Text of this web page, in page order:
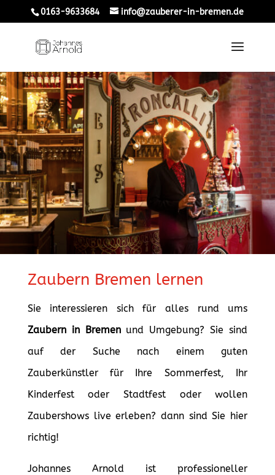
0163-9633684 info@zauberer-in-bremen.de
Zaubern Bremen lernen
Sie interessieren sich für alles rund ums
Zaubern in Bremenund Umgebung? Sie sind
auf der Suche nach einem guten
Zauberkünstler für Ihre Sommerfest, Ihr
Kinderfest oder Stadtfest oder wollen
Zaubershows live erleben? dann sind Sie hier
richtig!
Johannes Arnold ist professioneller